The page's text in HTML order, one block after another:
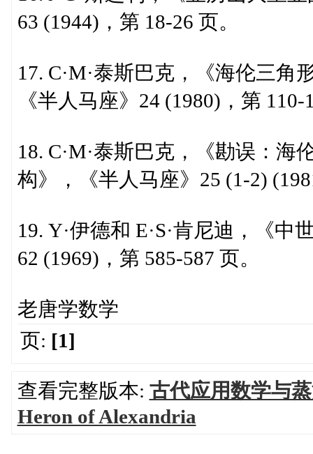
63 (1944)，第 18-26 页。
17. C·M·泰斯巴克，《海伦三
《半人马座》24 (1980)，第 110-
18. C·M·泰斯巴克，《勘误：
构》，《半人马座》25 (1-2)
19. Y·伊德和 E·S·肯尼迪，《
62 (1969)，第 585-587 页。
老唐学数学
页: [1]
查看完整版本: 古代应用数学与
Heron of Alexandria